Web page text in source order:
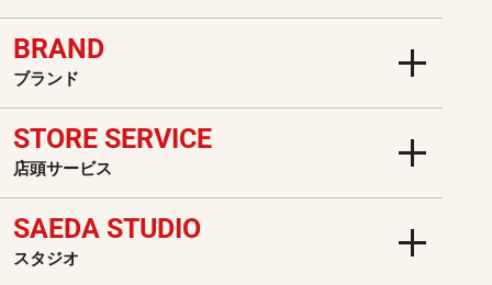
BRAND
ブランド
STORE SERVICE
店頭サービス
SAEDA STUDIO
スタジオ